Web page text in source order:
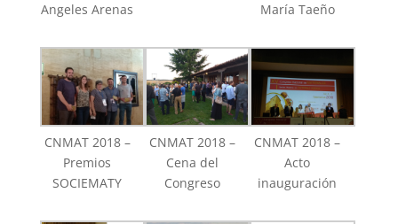
Angeles Arenas
María Taeño
CNMAT 2018 –
Premios
SOCIEMATY
CNMAT 2018 –
Cena del
Congreso
CNMAT 2018 –
Acto
inauguración